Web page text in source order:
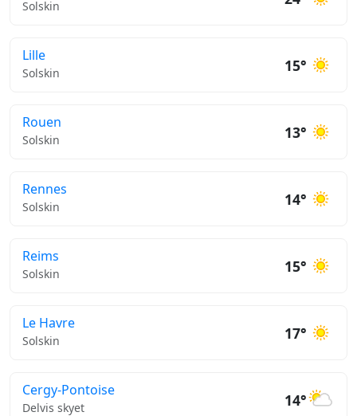
Solskin
Lille
Solskin 15°
Rouen
Solskin 13°
Rennes
Solskin 14°
Reims
Solskin 15°
Le Havre
Solskin 17°
Cergy-Pontoise
Delvis skyet 14°